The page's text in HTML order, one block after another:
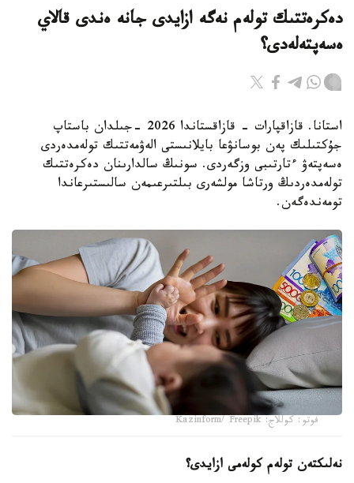
دەكرەتتىك تولەم نەگە ازايدى جانە ەندى قالاي
ەسەپتەلەدى؟
استانا. قازاقپارات - قازاقستاندا 2026 -جىلدان باستاپ
جۇكتىلىك پەن بوسانۋعا بايلانىستى الەۋمەتتىك تولەمدەردى
ەسەپتەۋ ءتارتىبى وزگەردى. سونىڭ سالدارىنان دەكرەتتىك
تولەمدەردىڭ ورتاشا مولشەرى بىلتىرعىمەن سالىستىرعاندا
تومەندەگەن.
فوتو: كوللاج: Kazinform/ Freepik
نەلىكتەن تولەم كولەمى ازايدى؟